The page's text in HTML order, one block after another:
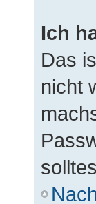
Ich
Das
nicht